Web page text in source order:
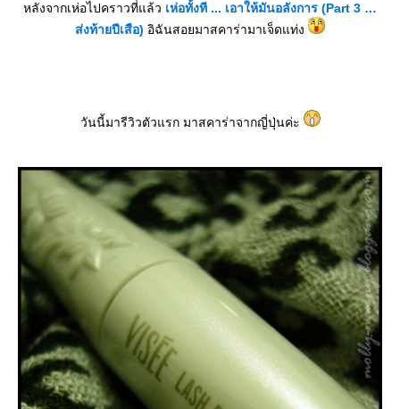
หลังจากเห่อไปคราวที่แล้ว เห่อทั้งที ... เอาให้มันอลังการ (Part 3
ส่งท้ายปีเสือ) อิฉันสอยมาสคาร่ามาเจ็ดแท่ง
วันนี้มารีวิวตัวแรก มาสคาร่าจากญี่ปุ่นค่ะ